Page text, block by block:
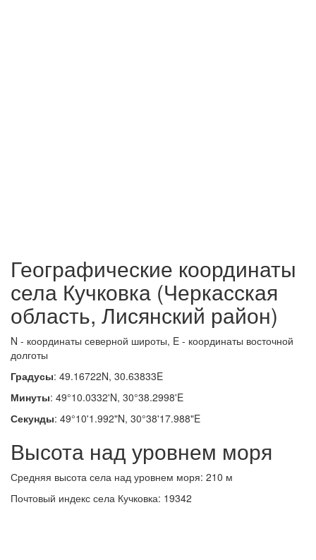
Географические координаты
села Кучковка (Черкасская
область, Лисянский район)
N - координаты северной широты, E - координаты восточной
долготы
Градусы: 49.16722N, 30.63833E
Минуты: 49°10.0332'N, 30°38.2998'E
Секунды: 49°10'1.992"N, 30°38'17.988"E
Высота над уровнем моря
Средняя высота села над уровнем моря: 210 м
Почтовый индекс села Кучковка: 19342